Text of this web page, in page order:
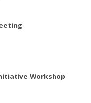
Workshop